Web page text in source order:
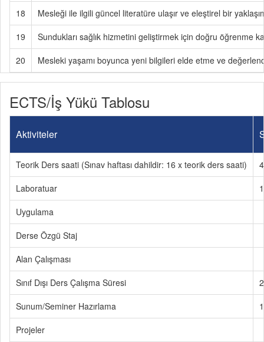
18
Mesleği ile ilgili güncel literatüre ulaşır ve eleştirel bir
19
Sundukları sağlık hizmetini geliştirmek için doğru öğrenme
20
Mesleki yaşamı boyunca yeni bilgileri elde etme ve
ECTS/İş Yükü Tablosu
Aktiviteler
Teorik Ders saati (Sınav haftası dahildir: 16 x teorik ders saati)
4
Laboratuar
Uygulama
Derse Özgü Staj
Alan Çalışması
Sınıf Dışı Ders Çalışma Süresi
2
Sunum/Seminer Hazırlama
1
Projeler